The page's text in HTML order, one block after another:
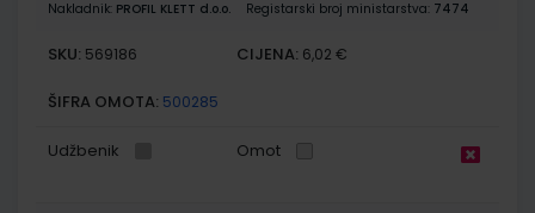
Nakladnik: PROFIL KLETT d.o.o. Registarski broj ministarstva: 7474
SKU: 569186 CIJENA: 6,02 €
ŠIFRA OMOTA: 500285
Udžbenik Omot